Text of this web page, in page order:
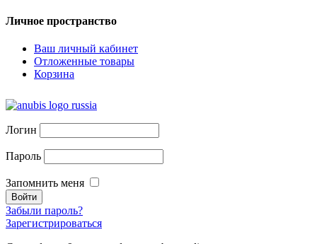
Личное пространство
Ваш личный кабинет
Отложенные товары
Корзина
Логин
Пароль
Запомнить меня
Забыли пароль?
Зарегистрироваться